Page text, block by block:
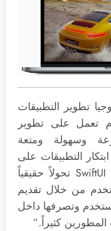
تطوير التطبيقات
تعمل على تطوير
وسهولة ومتعة
التطبيقات على
جميع منصات أبل. حيث يُحدث SwiftUI تحولاً حقيقياً
من خلال تقديم
وتصرفها داخل
كثيراً.”